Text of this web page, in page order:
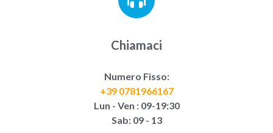
Chiamaci
Numero Fisso:
+39 0781966167
Lun - Ven : 09-19:30
Sab: 09 - 13